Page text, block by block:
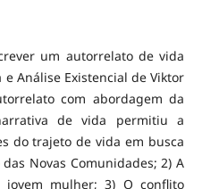
um autorrelato de vida
Análise Existencial de Viktor
com abordagem da
de vida permitiu a
do trajeto de vida em busca
Novas Comunidades; 2) A
mulher; 3) O conflito